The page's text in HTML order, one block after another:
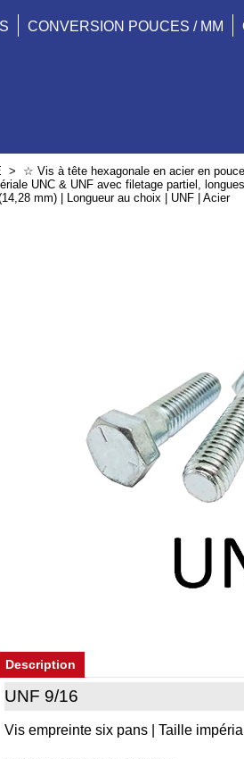
CONVERSION POUCES / MM
> ☆ Vis à tête hexagonale en acier en
UNC & UNF avec filetage partiel, longues
mm) | Longueur au choix | UNF | Acier
Description
UNF 9/16
Vis empreinte six pans | Taille